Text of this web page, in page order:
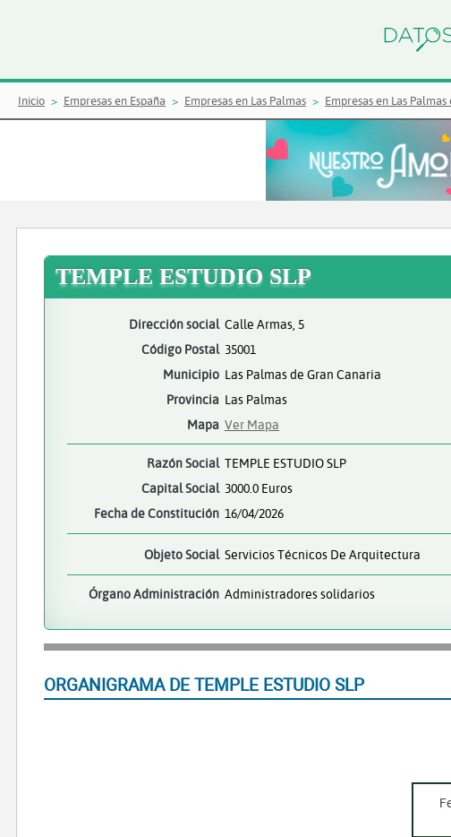
Inicio Empresas en España Empresas en Las Palmas Empresas en Las
TEMPLE ESTUDIO SLP
Dirección social Calle Armas, 5
Código Postal 35001
Municipio Las Palmas de Gran Canaria
Provincia Las Palmas
Mapa Ver Mapa
Razón Social TEMPLE ESTUDIO SLP
Capital Social 3000.0 Euros
Fecha de Constitución 16/04/2026
Objeto Social Servicios Técnicos De Arquitectura
Órgano Administración Administradores solidarios
ORGANIGRAMA DE TEMPLE ESTUDIO SLP